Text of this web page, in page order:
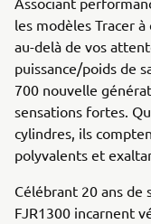
les modèles Tracer
au-delà de vos
puissance/poids de
700 nouvelle
sensations fortes.
cylindres, ils
polyvalents et
Célébrant 20 ans de
FJR1300 incarnent